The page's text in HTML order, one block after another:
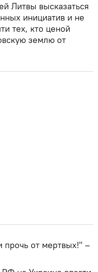
Литвы высказаться
инициатив и не
тех, кто ценой
землю от
от мертвых!" –